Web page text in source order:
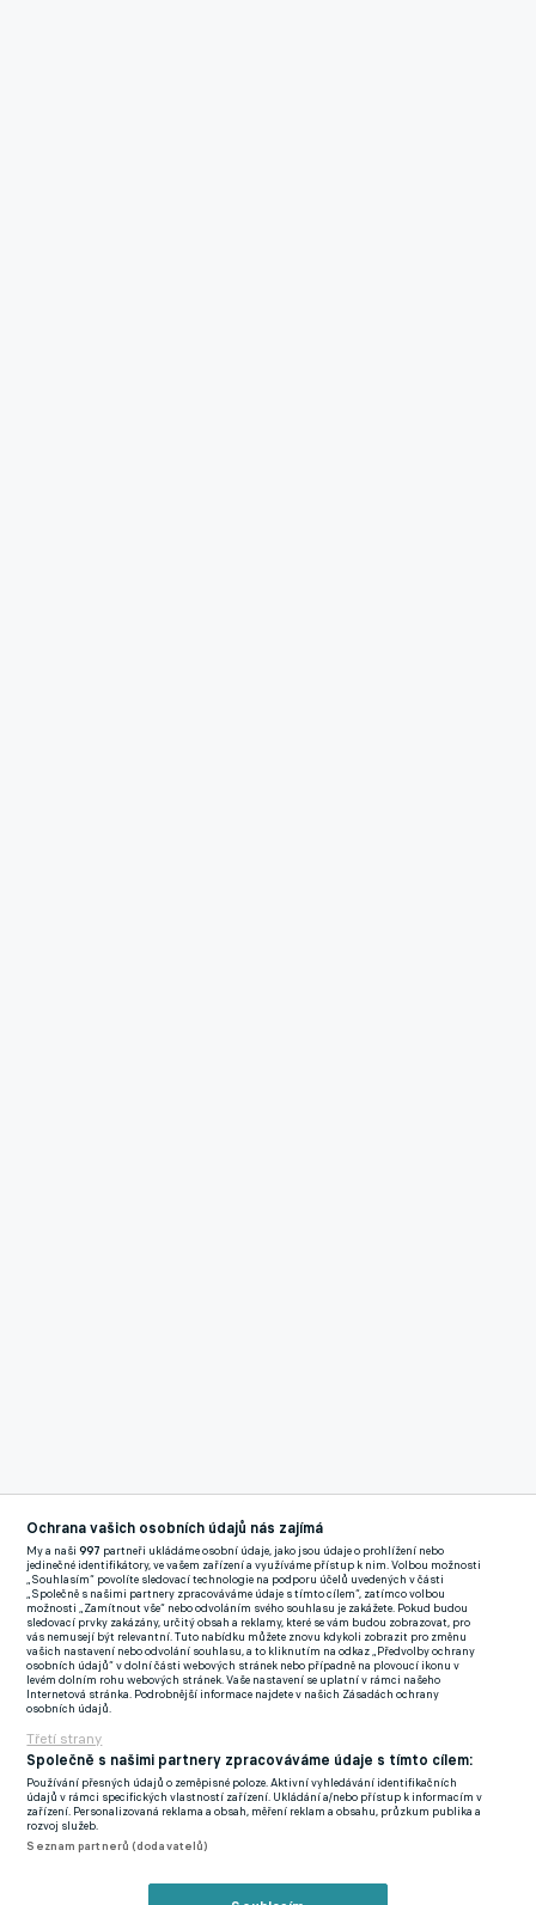
Ochrana vašich osobních údajů nás zajímá
My a naši997 partneři ukládáme osobní údaje, jako jsou údaje o prohlížení nebo
jedinečné identifikátory, ve vašem zařízení a využíváme přístup k nim. Volbou možnosti
„Souhlasím“ povolíte sledovací technologie na podporu účelů uvedených v části
„Společně s našimi partnery zpracováváme údaje s tímto cílem“, zatímco volbou
možnosti „Zamítnout vše“ nebo odvoláním svého souhlasu je zakážete. Pokud budou
sledovací prvky zakázány, určitý obsah a reklamy, které se vám budou zobrazovat, pro
vás nemusejí být relevantní. Tuto nabídku můžete znovu kdykoli zobrazit pro změnu
vašich nastavení nebo odvolání souhlasu, a to kliknutím na odkaz „Předvolby ochrany
osobních údajů“ v dolní části webových stránek nebo případně na plovoucí ikonu v
levém dolním rohu webových stránek. Vaše nastavení se uplatní v rámci našeho
Internetová stránka. Podrobnější informace najdete v našich Zásadách ochrany
osobních údajů.
Třetí strany
Společně s našimi partnery zpracováváme údaje s tímto cílem:
Používání přesných údajů o zeměpisné poloze. Aktivní vyhledávání identifikačních
údajů v rámci specifických vlastností zařízení. Ukládání a/nebo přístup k informacím v
zařízení. Personalizovaná reklama a obsah, měření reklam a obsahu, průzkum publika a
rozvoj služeb.
Seznam partnerů (dodavatelů)